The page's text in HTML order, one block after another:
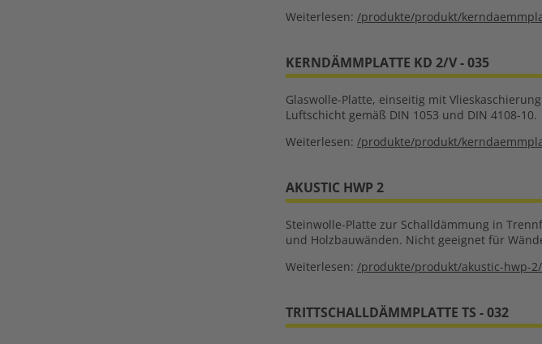
Weiterlesen: /produkte/produkt/
KERNDÄMMPLATTE KD 2/V - 035
Glaswolle-Platte, einseitig mit
Luftschicht gemäß DIN 1053 und DIN 4108-10.
Weiterlesen: /produkte/produkt/
AKUSTIC HWP 2
Steinwolle-Platte zur Schalldämmung in
und Holzbauwänden. Nicht geeignet für
Weiterlesen: /produkte/produkt/akustic-hwp-2/
TRITTSCHALLDÄMMPLATTE TS - 032